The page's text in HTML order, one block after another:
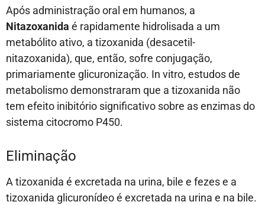
Após administração oral em humanos, a
Nitazoxanida é rapidamente hidrolisada a um
metabólito ativo, a tizoxanida (desacetil-
nitazoxanida), que, então, sofre conjugação,
primariamente glicuronização. In vitro, estudos de
metabolismo demonstraram que a tizoxanida não
tem efeito inibitório significativo sobre as enzimas do
sistema citocromo P450.
Eliminação
A tizoxanida é excretada na urina, bile e fezes e a
tizoxanida glicuronídeo é excretada na urina e na bile.